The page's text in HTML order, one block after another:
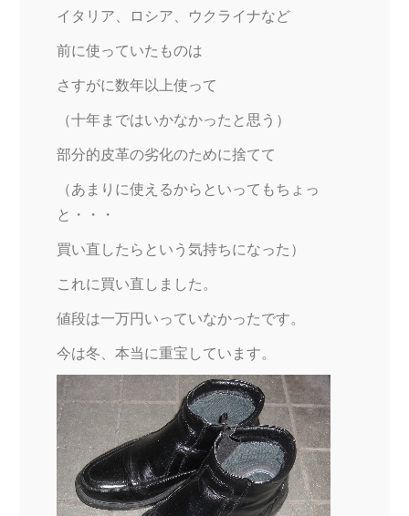
イタリア、ロシア、ウクライナなど
前に使っていたものは
さすがに数年以上使って
（十年まではいかなかったと思う）
部分的皮革の劣化のために捨てて
（あまりに使えるからといってもちょっ
と・・・
買い直したらという気持ちになった）
これに買い直しました。
値段は一万円いっていなかったです。
今は冬、本当に重宝しています。